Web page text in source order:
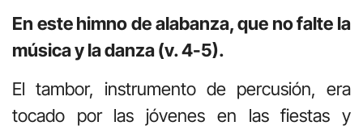
En este himno de alabanza, que no falte la
música y la danza (v. 4-5).
El tambor, instrumento de percusión, era
tocado por las jóvenes en las fiestas y